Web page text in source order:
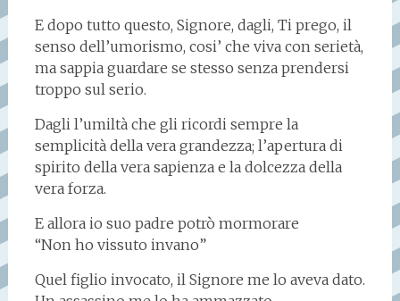
E dopo tutto questo, Signore, dagli, Ti prego, il
senso dell’umorismo, cosi’ che viva con serietà,
ma sappia guardare se stesso senza prendersi
troppo sul serio.
Dagli l’umiltà che gli ricordi sempre la
semplicità della vera grandezza; l’apertura di
spirito della vera sapienza e la dolcezza della
vera forza.
E allora io suo padre potrò mormorare
“Non ho vissuto invano”
Quel figlio invocato, il Signore me lo aveva dato.